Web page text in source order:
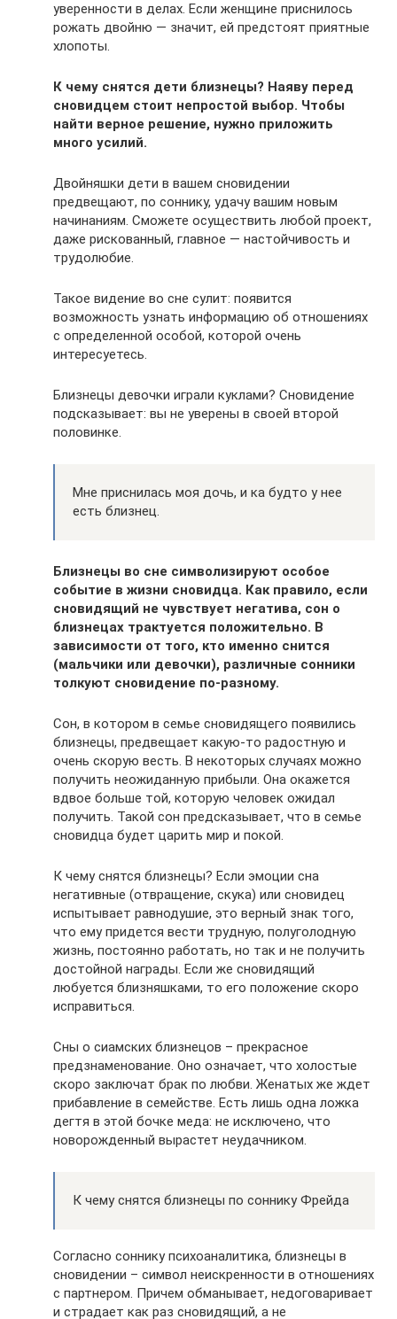
уверенности в делах. Если женщине приснилось
рожать двойню — значит, ей предстоят приятные
хлопоты.
К чему снятся дети близнецы? Наяву перед
сновидцем стоит непростой выбор. Чтобы
найти верное решение, нужно приложить
много усилий.
Двойняшки дети в вашем сновидении
предвещают, по соннику, удачу вашим новым
начинаниям. Сможете осуществить любой проект,
даже рискованный, главное — настойчивость и
трудолюбие.
Такое видение во сне сулит: появится
возможность узнать информацию об отношениях
с определенной особой, которой очень
интересуетесь.
Близнецы девочки играли куклами? Сновидение
подсказывает: вы не уверены в своей второй
половинке.
Мне приснилась моя дочь, и ка будто у нее
есть близнец.
Близнецы во сне символизируют особое
событие в жизни сновидца. Как правило, если
сновидящий не чувствует негатива, сон о
близнецах трактуется положительно. В
зависимости от того, кто именно снится
(мальчики или девочки), различные сонники
толкуют сновидение по-разному.
Сон, в котором в семье сновидящего появились
близнецы, предвещает какую-то радостную и
очень скорую весть. В некоторых случаях можно
получить неожиданную прибыли. Она окажется
вдвое больше той, которую человек ожидал
получить. Такой сон предсказывает, что в семье
сновидца будет царить мир и покой.
К чему снятся близнецы? Если эмоции сна
негативные (отвращение, скука) или сновидец
испытывает равнодушие, это верный знак того,
что ему придется вести трудную, полуголодную
жизнь, постоянно работать, но так и не получить
достойной награды. Если же сновидящий
любуется близняшками, то его положение скоро
исправиться.
Сны о сиамских близнецов – прекрасное
предзнаменование. Оно означает, что холостые
скоро заключат брак по любви. Женатых же ждет
прибавление в семействе. Есть лишь одна ложка
дегтя в этой бочке меда: не исключено, что
новорожденный вырастет неудачником.
К чему снятся близнецы по соннику Фрейда
Согласно соннику психоаналитика, близнецы в
сновидении – символ неискренности в отношениях
с партнером. Причем обманывает, недоговаривает
и страдает как раз сновидящий, а не